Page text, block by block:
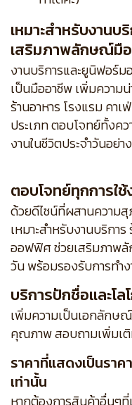
เหมาะสำหรับงาน
เสริมภาพลักษณ์มื
งานบริการและยูนิฟอร์
เป็นมืออาชีพ เพิ่มความ
ร้านอาหาร โรงแรม คา
ประเภท ตอบโจทย์ทั้งค
งานในชีวิตประจำวันอย่า
ตอบโจทย์ทุกการใช้
ด้วยดีไซน์ที่ผสานความ
เหมาะสำหรับงานบริการ
ออฟฟิศ ช่วยเสริมภาพ
วัน พร้อมรองรับการทำ
บริการปักชื่อและโล
เพิ่มความเป็นเอกลักษ
คุณภาพ สอบถามเพิ่มเติ
ราคาที่แสดงเป็นรา
เท่านั้น
หากต้องการสินค้าอื่นๆ